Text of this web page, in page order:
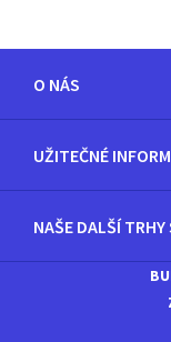
O NÁS
UŽITEČNÉ
NAŠE DALŠÍ